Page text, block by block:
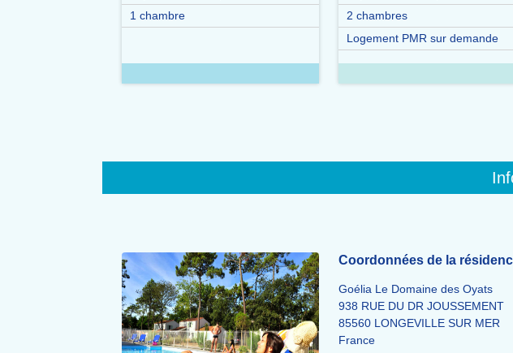
1 chambre
2 chambres
Logement PMR sur demande
Coordonnées de la
Goélia Le Domaine des Oyats
938 RUE DU DR JOUSSEMENT
85560 LONGEVILLE SUR MER
France